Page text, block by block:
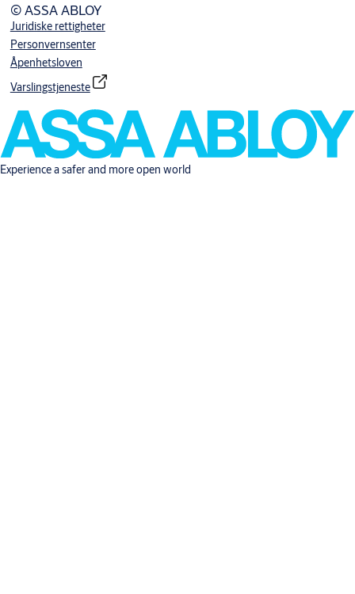
© ASSA ABLOY
Juridiske rettigheter
Personvernsenter
Åpenhetsloven
Varslingstjeneste
Experience a safer and more open world